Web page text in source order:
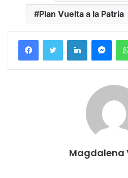
Plan Vuelta a la Patria
FacebookTwitter LinkedIn
Magdalena